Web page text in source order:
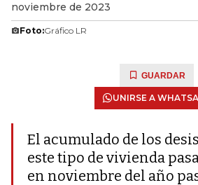
noviembre de 2023
Foto:Gráfico LR
GUARDAR
UNIRSE A
El acumulado de los
este tipo de vivienda
en noviembre del año